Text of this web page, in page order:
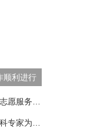
顺利进行
务活动
患者送福音